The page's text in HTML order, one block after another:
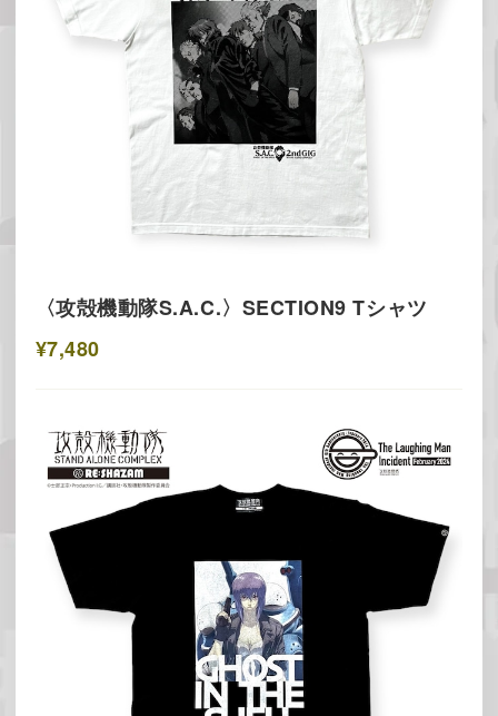
〈攻殻機動隊S.A.C.〉SECTION9 Tシャツ
¥7,480